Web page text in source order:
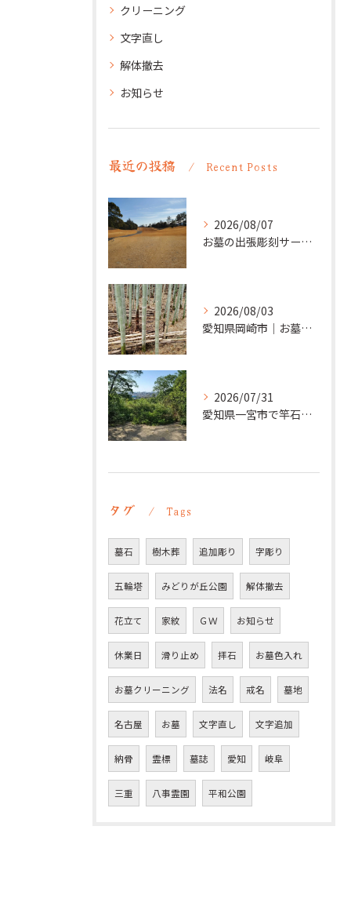
クリーニング
文字直し
解体撤去
お知らせ
最近の投稿 Recent Posts
2026/08/07
お墓の出張彫刻サービス【彫刻本舗】愛知県清須市
2026/08/03
愛知県岡崎市｜お墓の追加彫り施工例 ｜彫刻本舗
2026/07/31
愛知県一宮市で竿石への追加彫刻｜彫刻本舗
タグ Tags
墓石 樹木葬 追加彫り 字彫り
五輪塔 みどりが丘公園 解体撤去
花立て 家紋 ＧＷ お知らせ
休業日 滑り止め 拝石 お墓色入れ
お墓クリーニング 法名 戒名 墓地
名古屋 お墓 文字直し 文字追加
納骨 霊標 墓誌 愛知 岐阜
三重 八事霊園 平和公園